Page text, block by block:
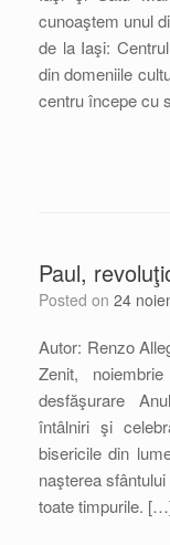
cunoaştem unul
de la Iaşi:
din domeniile
centru începe cu
Paul,
Posted on 24
Autor: Renzo
Zenit,
desfăşurare
întâlniri şi
bisericile din
naşterea
toate timpurile.